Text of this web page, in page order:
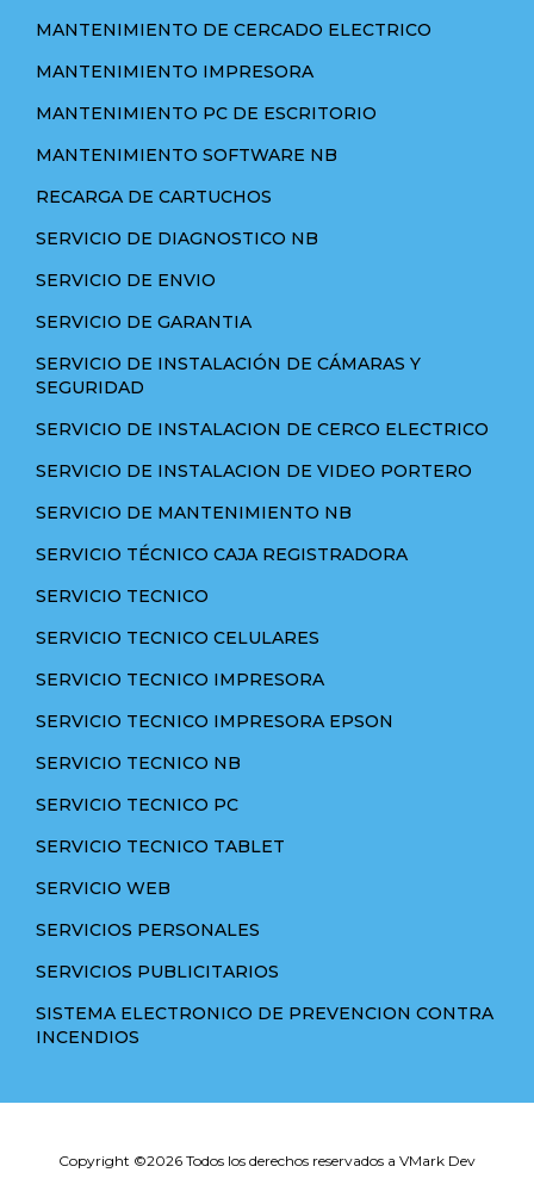
MANTENIMIENTO DE CERCADO ELECTRICO
MANTENIMIENTO IMPRESORA
MANTENIMIENTO PC DE ESCRITORIO
MANTENIMIENTO SOFTWARE NB
RECARGA DE CARTUCHOS
SERVICIO DE DIAGNOSTICO NB
SERVICIO DE ENVIO
SERVICIO DE GARANTIA
SERVICIO DE INSTALACIÓN DE CÁMARAS Y
SEGURIDAD
SERVICIO DE INSTALACION DE CERCO ELECTRICO
SERVICIO DE INSTALACION DE VIDEO PORTERO
SERVICIO DE MANTENIMIENTO NB
SERVICIO TÉCNICO CAJA REGISTRADORA
SERVICIO TECNICO
SERVICIO TECNICO CELULARES
SERVICIO TECNICO IMPRESORA
SERVICIO TECNICO IMPRESORA EPSON
SERVICIO TECNICO NB
SERVICIO TECNICO PC
SERVICIO TECNICO TABLET
SERVICIO WEB
SERVICIOS PERSONALES
SERVICIOS PUBLICITARIOS
SISTEMA ELECTRONICO DE PREVENCION CONTRA
INCENDIOS
Copyright ©2026 Todos los derechos reservados a VMark Dev